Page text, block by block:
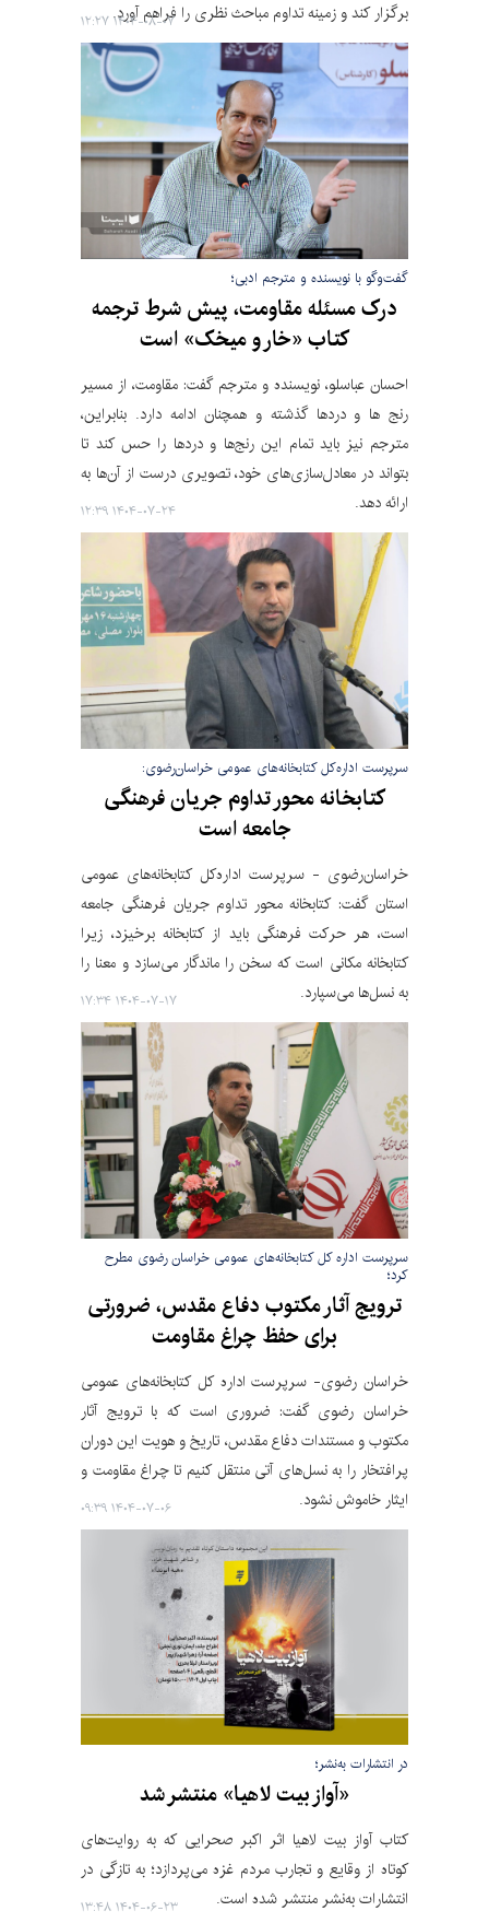
برگزار کند و زمینه تداوم مباحث نظری را فراهم آورد.
۱۴۰۴-۰۸-۰۷ ۱۲:۲۷
گفت‌وگو با نویسنده و مترجم ادبی؛
درک مسئله مقاومت، پیش شرط ترجمه
کتاب «خار و میخک» است
احسان عباسلو، نویسنده و مترجم گفت: مقاومت، از مسیر
رنج ها و دردها گذشته و همچنان ادامه دارد. بنابراین،
مترجم نیز باید تمام این رنج‌ها و دردها را حس کند تا
بتواند در معادل‌سازی‌های خود، تصویری درست از آن‌ها به
ارائه دهد.
۱۴۰۴-۰۷-۲۴ ۱۲:۳۹
سرپرست اداره‌کل کتابخانه‌های عمومی خراسان‌رضوی:
کتابخانه محور تداوم جریان فرهنگی
جامعه است
خراسان‌رضوی - سرپرست اداره‌کل کتابخانه‌های عمومی
استان گفت: کتابخانه محور تداوم جریان فرهنگی جامعه
است، هر حرکت فرهنگی باید از کتابخانه برخیزد، زیرا
کتابخانه مکانی است که سخن را ماندگار می‌سازد و معنا را
به نسل‌ها می‌سپارد.
۱۴۰۴-۰۷-۱۷ ۱۷:۳۴
سرپرست اداره کل کتابخانه‌های عمومی خراسان رضوی مطرح
کرد؛
ترویج آثار مکتوب دفاع مقدس، ضرورتی
برای حفظ چراغ مقاومت
خراسان رضوی- سرپرست اداره کل کتابخانه‌های عمومی
خراسان رضوی گفت: ضروری است که با ترویج آثار
مکتوب و مستندات دفاع مقدس، تاریخ و هویت این دوران
پرافتخار را به نسل‌های آتی منتقل کنیم تا چراغ مقاومت و
ایثار خاموش نشود.
۱۴۰۴-۰۷-۰۶ ۰۹:۳۹
در انتشارات به‌نشر؛
«آواز بیت لاهیا» منتشر شد
کتاب آواز بیت لاهیا اثر اکبر صحرایی که به روایت‌های
کوتاه از وقایع و تجارب مردم غزه می‌پردازد؛ به تازگی در
انتشارات به‌نشر منتشر شده است.
۱۴۰۴-۰۶-۲۳ ۱۳:۴۸